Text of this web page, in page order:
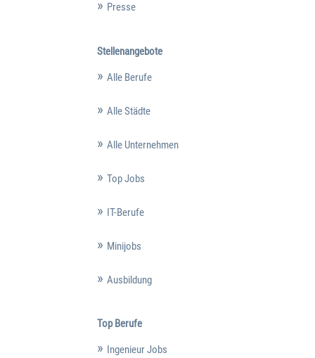
Presse
Stellenangebote
Alle Berufe
Alle Städte
Alle Unternehmen
Top Jobs
IT-Berufe
Minijobs
Ausbildung
Top Berufe
Ingenieur Jobs